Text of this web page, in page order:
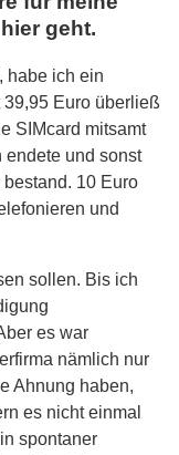
geht.
habe ich ein
Euro überließ
SIMcard mitsamt
endete und sonst
10 Euro
und
sollen. Bis ich
es war
nämlich nur
Ahnung haben,
es nicht einmal
spontaner